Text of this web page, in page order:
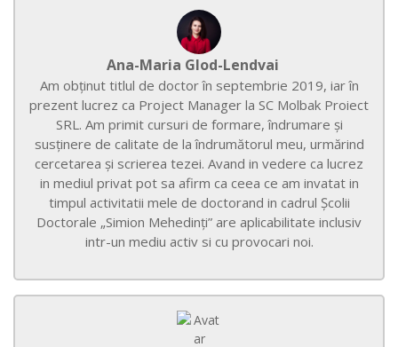
Ana-Maria Glod-Lendvai
Am obținut titlul de doctor în septembrie 2019, iar în
prezent lucrez ca Project Manager la SC Molbak Proiect
SRL. Am primit cursuri de formare, îndrumare și
susținere de calitate de la îndrumătorul meu, urmărind
cercetarea și scrierea tezei. Avand in vedere ca lucrez
in mediul privat pot sa afirm ca ceea ce am invatat in
timpul activitatii mele de doctorand in cadrul Școlii
Doctorale „Simion Mehedinți” are aplicabilitate inclusiv
intr-un mediu activ si cu provocari noi.